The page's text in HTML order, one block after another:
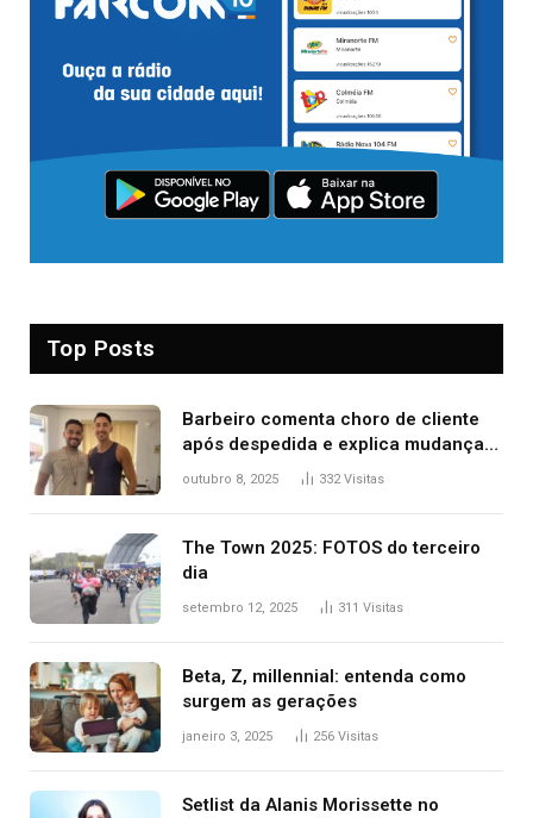
Top Posts
Barbeiro comenta choro de cliente
após despedida e explica mudança
para o TO: ‘Não esperava atingir
outubro 8, 2025 332Visitas
The Town 2025: FOTOS do terceiro
dia
setembro 12, 2025 311 Visitas
Beta, Z, millennial: entenda como
surgem as gerações
janeiro 3, 2025 256 Visitas
Setlist da Alanis Morissette no